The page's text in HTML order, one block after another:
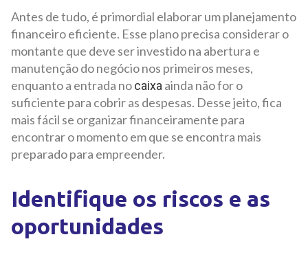
Antes de tudo, é primordial elaborar um planejamento
financeiro eficiente. Esse plano precisa considerar o
montante que deve ser investido na abertura e
manutenção do negócio nos primeiros meses,
enquanto a entrada nocaixa ainda não for o
suficiente para cobrir as despesas. Desse jeito, fica
mais fácil se organizar financeiramente para
encontrar o momento em que se encontra mais
preparado para empreender.
Identifique os riscos e as
oportunidades